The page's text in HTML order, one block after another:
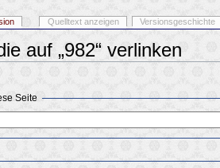
auf „982“ verlinken
Seite
Quelltext anzeigen Versionsgeschichte